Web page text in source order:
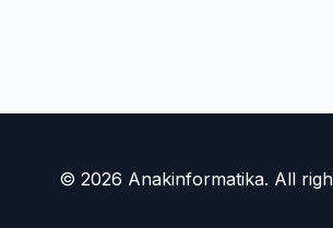
© 2026 Anakinformatika. All